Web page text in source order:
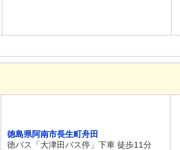
徳島県阿南市長生町舟田
徳バス「大津田バス停」下車 徒歩11分